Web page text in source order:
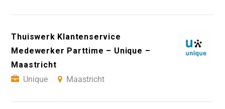
Thuiswerk Klantenservice
Medewerker Parttime – Unique –
Maastricht
Unique
Maastricht